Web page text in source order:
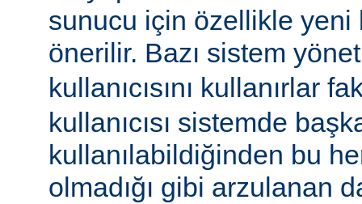
sunucu için özellikle yeni
önerilir. Bazı sistem
kullanıcısını kullanırlar
kullanıcısı sistemde
kullanılabildiğinden bu
olmadığı gibi arzulanan